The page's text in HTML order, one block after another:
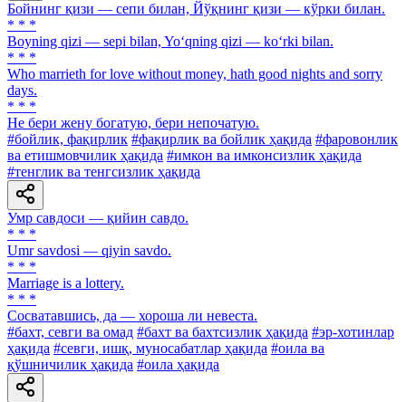
Бойнинг қизи — сепи билан, Йўқнинг қизи — кўрки билан.
* * *
Boyning qizi — sepi bilan, Yo‘qning qizi — ko‘rki bilan.
* * *
Who marrieth for love without money, hath good nights and sorry
days.
* * *
He бери жену богатую, бери непочатую.
#бойлик, фақирлик #фақирлик ва бойлик ҳақида #фаровонлик
ва етишмовчилик ҳақида #имкон ва имконсизлик ҳақида
#тенглик ва тенгсизлик ҳақида
Умр савдоси — қийин савдо.
* * *
Umr savdosi — qiyin savdo.
* * *
Marriage is a lottery.
* * *
Сосватавшись, да — хороша ли невеста.
#бахт, севги ва омад #бахт ва бахтсизлик ҳақида #эр-хотинлар
ҳақида #севги, ишқ, муносабатлар ҳақида #оила ва
қўшничилик ҳақида #оила ҳақида